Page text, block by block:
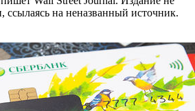
ссылаясь на неназванный источник.